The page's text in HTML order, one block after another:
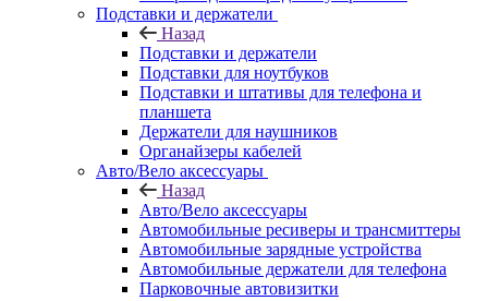
Подставки и держатели
Назад
Подставки и держатели
Подставки для ноутбуков
Подставки и штативы для телефона и
планшета
Держатели для наушников
Органайзеры кабелей
Авто/Вело аксессуары
Назад
Авто/Вело аксессуары
Автомобильные ресиверы и трансмиттеры
Автомобильные зарядные устройства
Автомобильные держатели для телефона
Парковочные автовизитки